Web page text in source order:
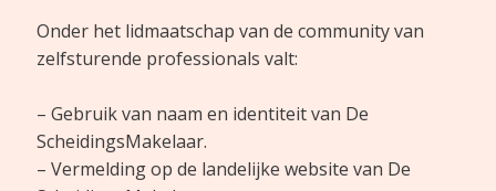
Onder het lidmaatschap van de community van
zelfsturende professionals valt:
– Gebruik van naam en identiteit van De
ScheidingsMakelaar.
– Vermelding op de landelijke website van De